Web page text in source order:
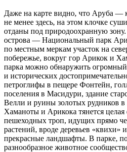
Даже на карте видно, что Аруба —
не менее здесь, на этом клочке
отданы под природоохранную
острова — Национальный парк
по местным меркам участок на
побережье, вокруг гор Арикок и
парка можно обнаружить
и исторических
петроглифы в пещере Фонтейн,
поселения в Масидури, здание
Велли и руины золотых рудников
Хаманоты и Арикока тянется целая
пешеходных троп, идущих прямо
растений, вроде деревьев «квихи»
прекрасные ландшафты. В парке,
разнообразное животное